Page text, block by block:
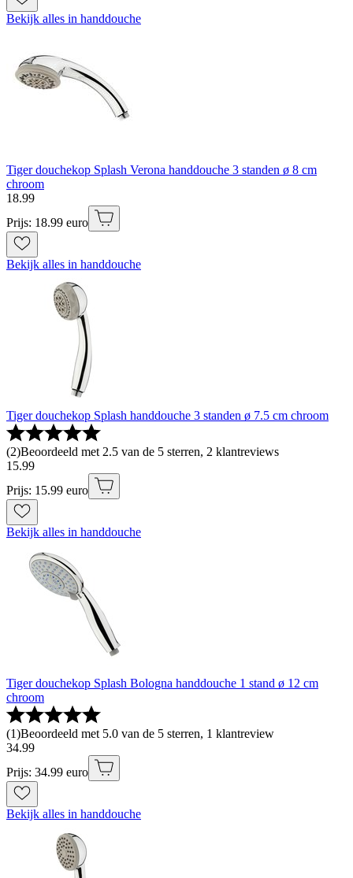
Bekijk alles in handdouche
Tiger douchekop Splash Verona handdouche 3 standen ø 8 cm
chroom
18.99
Prijs: 18.99 euro
Bekijk alles in handdouche
Tiger douchekop Splash handdouche 3 standen ø 7.5 cm chroom
(2)Beoordeeld met 2.5 van de 5 sterren, 2 klantreviews
15.99
Prijs: 15.99 euro
Bekijk alles in handdouche
Tiger douchekop Splash Bologna handdouche 1 stand ø 12 cm
chroom
(1)Beoordeeld met 5.0 van de 5 sterren, 1 klantreview
34.99
Prijs: 34.99 euro
Bekijk alles in handdouche